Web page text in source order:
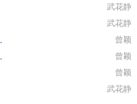
武花静
武花静
曾颖
曾颖
曾颖
武花静